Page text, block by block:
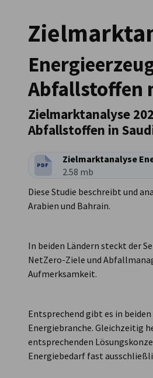
Abfallstoffen
Zielmarktanalyse
Abfallstoffen in
DATEITYP:
PDF
Dateigröße:
2.58 mb
Diese Studie beschreibt und
Arabien und Bahrain.
In beiden Ländern steckt der
NetZero-Ziele und
Aufmerksamkeit.
Entsprechend gibt es in
Energiebranche. Gleichzeitig
entsprechenden
Energiebedarf fast